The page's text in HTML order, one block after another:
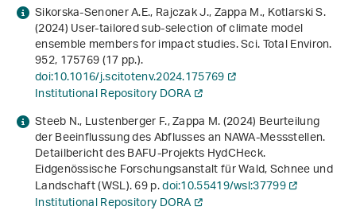
Sikorska-Senoner A.E., Rajczak J., Zappa M., Kotlarski S.
(2024) User-tailored sub-selection of climate model
ensemble members for impact studies. Sci. Total Environ.
952, 175769 (17 pp.).
doi:10.1016/j.scitotenv.2024.175769
Institutional Repository DORA
Steeb N., Lustenberger F., Zappa M. (2024)Beurteilung
der Beeinflussung des Abflusses an NAWA-Messstellen.
Detailbericht des BAFU-Projekts HydCHeck.
Eidgenössische Forschungsanstalt für Wald, Schnee und
Landschaft (WSL). 69 p.doi:10.55419/wsl:37799
Institutional Repository DORA